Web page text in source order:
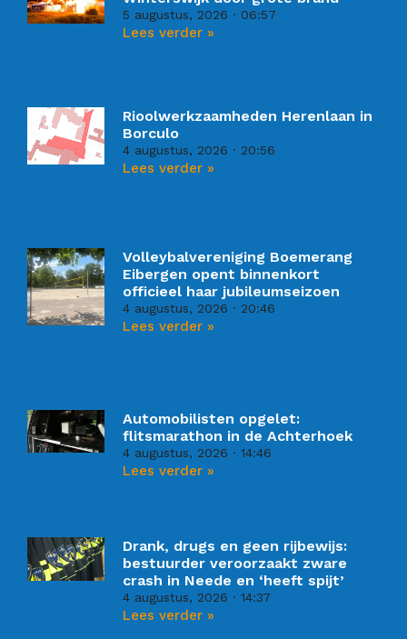
5 augustus, 2026 06:57
Lees verder »
Rioolwerkzaamheden Herenlaan in
Borculo
4 augustus, 2026 20:56
Lees verder »
Volleybalvereniging Boemerang
Eibergen opent binnenkort
officieel haar jubileumseizoen
4 augustus, 2026 20:46
Lees verder »
Automobilisten opgelet:
flitsmarathon in de Achterhoek
4 augustus, 2026 14:46
Lees verder »
Drank, drugs en geen rijbewijs:
bestuurder veroorzaakt zware
crash in Neede en ‘heeft spijt’
4 augustus, 2026 14:37
Lees verder »